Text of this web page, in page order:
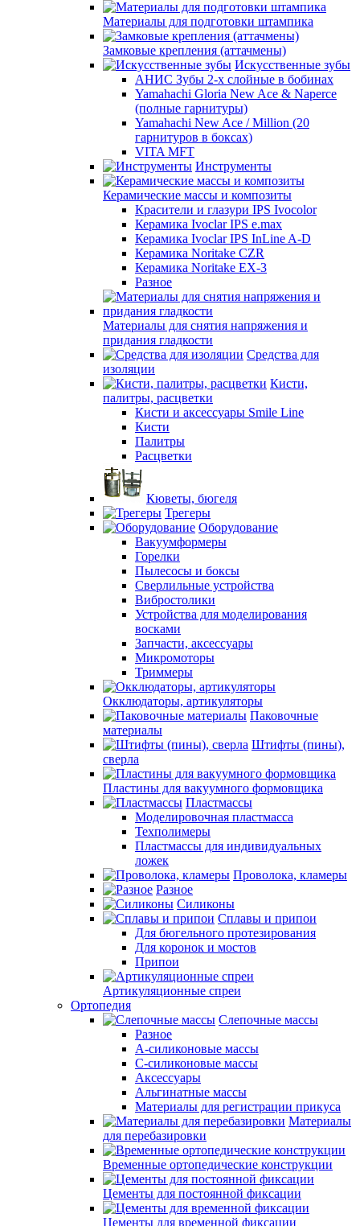
Материалы для подготовки штампика
Замковые крепления (аттачмены)
Искусственные зубы
АНИС Зубы 2-х слойные в бобинах
Yamahachi Gloria New Ace & Naperce
(полные гарнитуры)
Yamahachi New Ace / Million (20
гарнитуров в боксах)
VITA MFT
Инструменты
Керамические массы и композиты
Красители и глазури IPS Ivocolor
Керамика Ivoclar IPS e.max
Керамика Ivoclar IPS InLine A-D
Керамика Noritake CZR
Керамика Noritake EX-3
Разное
Материалы для снятия напряжения и
придания гладкости
Средства для
изоляции
Кисти,
палитры, расцветки
Кисти и аксессуары Smile Line
Кисти
Палитры
Расцветки
Кюветы, бюгеля
Трегеры
Оборудование
Вакуумформеры
Горелки
Пылесосы и боксы
Сверлильные устройства
Вибростолики
Устройства для моделирования
восками
Запчасти, аксессуары
Микромоторы
Триммеры
Окклюдаторы, артикуляторы
Паковочные
материалы
Штифты (пины),
сверла
Пластины для вакуумного формовщика
Пластмассы
Моделировочная пластмасса
Техполимеры
Пластмассы для индивидуальных
ложек
Проволока, кламеры
Разное
Силиконы
Сплавы и припои
Для бюгельного протезирования
Для коронок и мостов
Припои
Артикуляционные спреи
Ортопедия
Слепочные массы
Разное
А-силиконовые массы
С-силиконовые массы
Аксессуары
Альгинатные массы
Материалы для регистрации прикуса
Материалы
для перебазировки
Временные ортопедические конструкции
Цементы для постоянной фиксации
Цементы для временной фиксации